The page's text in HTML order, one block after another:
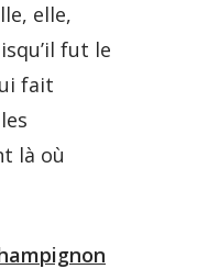
elle,
fut le
fait
là où